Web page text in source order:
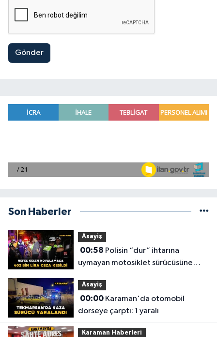
Gönder
Son Haberler
Asayiş
00:58
uymayan motosiklet sürücüsüne
402 bin lira ceza kesildi
Asayiş
00:00Karaman'da otomobil
dorseye çarptı: 1 yaralı
Karaman Haberleri